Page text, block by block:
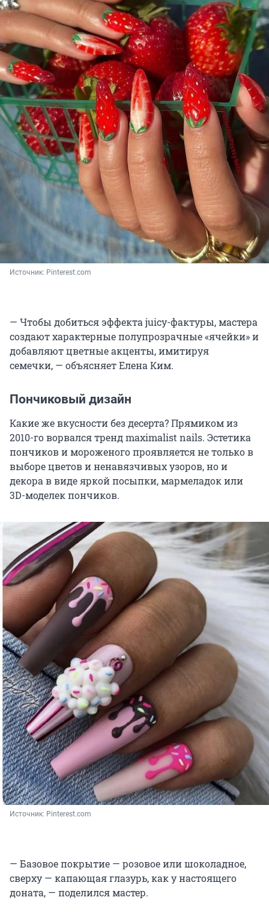
Источник: Pinterest.com
— Чтобы добиться эффекта juicy-фактуры, мастера
создают характерные полупрозрачные «ячейки» и
добавляют цветные акценты, имитируя
семечки, — объясняет Елена Ким.
Пончиковый дизайн
Какие же вкусности без десерта? Прямиком из
2010-го ворвался тренд maximalist nails. Эстетика
пончиков и мороженого проявляется не только в
выборе цветов и ненавязчивых узоров, но и
декора в виде яркой посыпки, мармеладок или
3D-моделек пончиков.
Источник: Pinterest.com
— Базовое покрытие — розовое или шоколадное,
сверху — капающая глазурь, как у настоящего
доната, — поделился мастер.